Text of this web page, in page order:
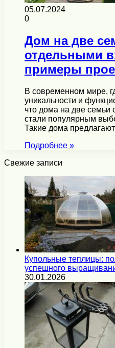
05.07.2024
0
Дом на две
отдельными
примеры
В современном мире,
уникальности и
что дома на две семьи
стали популярным
Такие дома
Подробнее »
Свежие записи
Купольные теплицы:
успешного
30.01.2026